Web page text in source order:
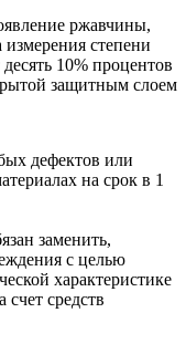
ржавчины,
степени
10% процентов
защитным слоем
дефектов или
на срок в 1
заменить,
с целью
характеристике
счет средств